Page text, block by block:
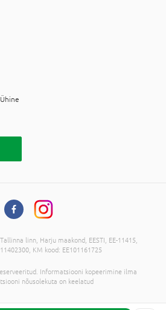
linn, Harju maakond, EESTI, EE-11415,
KM kood: EE101161725
Informatsiooni kopeerimine ilma
nõusolekuta on keelatud